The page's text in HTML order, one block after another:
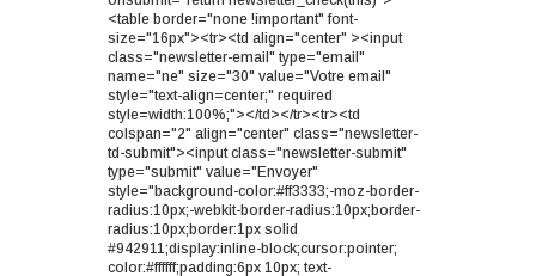
<table border="none !important" font-
size="16px"><tr><td align="center" ><input
class="newsletter-email" type="email"
name="ne" size="30" value="Votre email"
style="text-align=center;" required
style=width:100%;"></td></tr><tr><td
colspan="2" align="center" class="newsletter-
td-submit"><input class="newsletter-submit"
type="submit" value="Envoyer"
style="background-color:#ff3333;-moz-border-
radius:10px;-webkit-border-radius:10px;border-
radius:10px;border:1px solid
#942911;display:inline-block;cursor:pointer;
color:#ffffff;padding:6px 10px; text-